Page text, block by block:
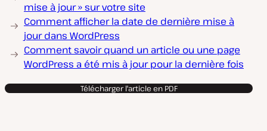
mise à jour » sur votre site
Comment afficher la date de dernière mise à
jour dans WordPress
Comment savoir quand un article ou une page
WordPress a été mis à jour pour la dernière fois
Télécharger l'article en PDF